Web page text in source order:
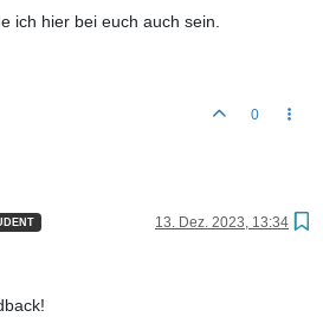
ich hier bei euch auch sein.
0
13. Dez. 2023, 13:34